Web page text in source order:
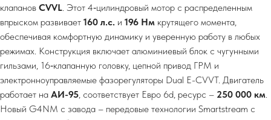
клапанов CVVL. Этот 4‑цилиндровый мотор с распределенным
впрыском развивает 160 л.с. и 196 Нм крутящего момента,
обеспечивая комфортную динамику и уверенную работу в любых
режимах. Конструкция включает алюминиевый блок с чугунными
гильзами, 16‑клапанную головку, цепной привод ГРМ и
электронноуправляемые фазорегуляторы Dual E-CVVT. Двигатель
работает на АИ-95, соответствует Евро 6d, ресурс – 250 000 км.
Новый G4NM с завода – передовые технологии Smartstream с